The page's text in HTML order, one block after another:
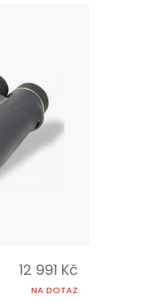
12 991 Kč
NA DOTAZ